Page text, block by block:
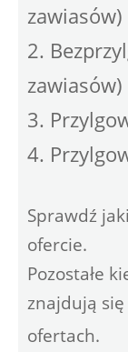
zawiasów)
2.
zawiasów)
3.
4.
Sprawdź
ofercie.
Pozostałe
znajdują się
ofertach.